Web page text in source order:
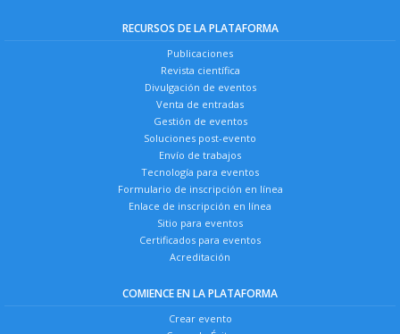
RECURSOS DE LA PLATAFORMA
Publicaciones
Revista científica
Divulgación de eventos
Venta de entradas
Gestión de eventos
Soluciones post-evento
Envío de trabajos
Tecnología para eventos
Formulario de inscripción en línea
Enlace de inscripción en línea
Sitio para eventos
Certificados para eventos
Acreditación
COMIENCE EN LA PLATAFORMA
Crear evento